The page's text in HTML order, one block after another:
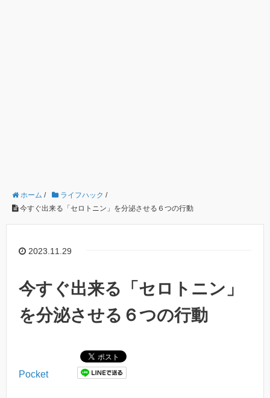
ホーム / ライフハック /
今すぐ出来る「セロトニン」を分泌させる６つの行動
2023.11.29
今すぐ出来る「セロトニン」
を分泌させる６つの行動
Pocket